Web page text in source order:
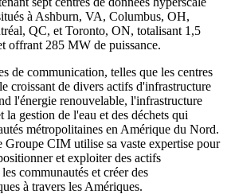
à Ashburn, VA, Columbus, OH,
QC, et Toronto, ON, totalisant 1,5
offrant 285 MW de puissance.
de communication, telles que les centres
croissant de divers actifs d'infrastructure
l'énergie renouvelable, l'infrastructure
la gestion de l'eau et des déchets qui
métropolitaines en Amérique du Nord.
Groupe CIM utilise sa vaste expertise pour
et exploiter des actifs
communautés et créer des
à travers les Amériques.